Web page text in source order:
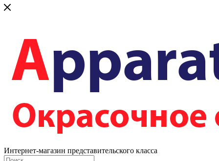
Интернет-магазин представительского класса